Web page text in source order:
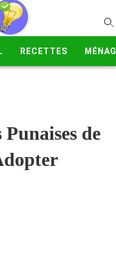
RECETTES
de